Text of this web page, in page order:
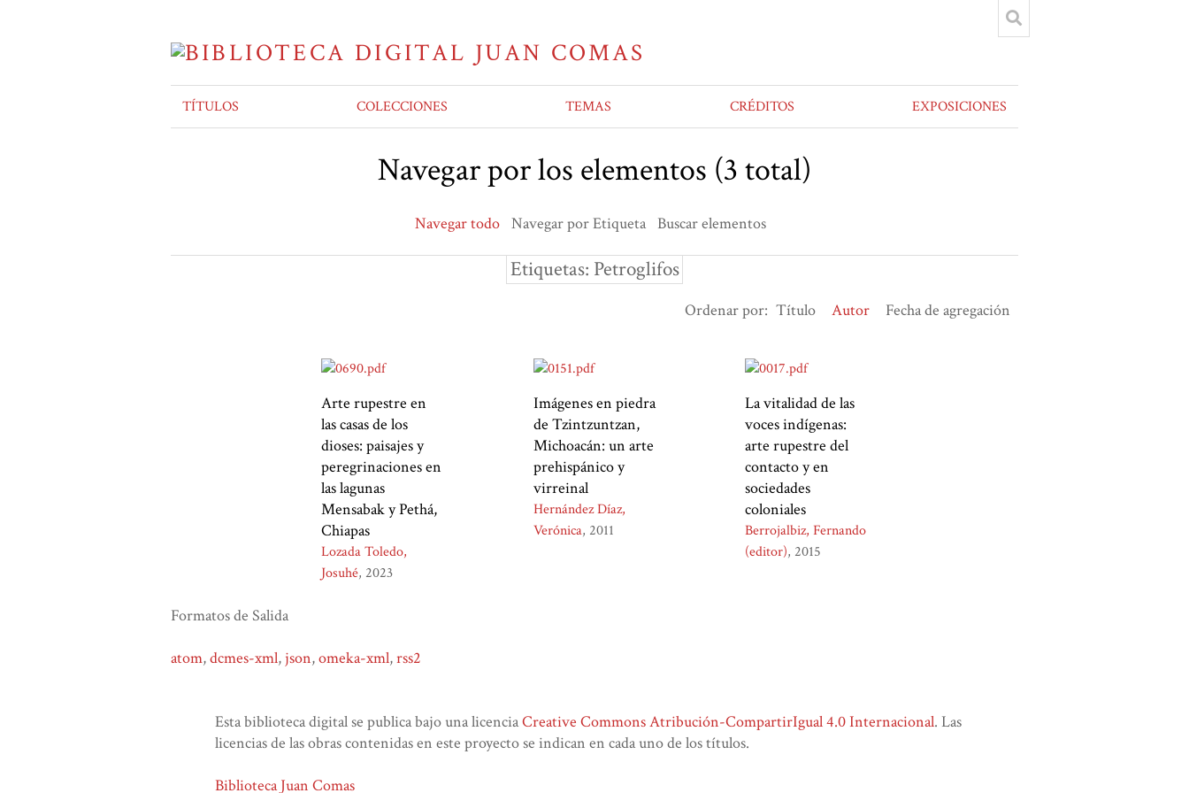
TÍTULOS COLECCIONES TEMAS CRÉDITOS EXPOSICIONES
Navegar por los elementos (3 total)
Navegar todo Navegar por Etiqueta Buscar elementos
Etiquetas: Petroglifos
Ordenar por: Título Autor Fecha de agregación
Arte rupestre en
las casas de los
dioses: paisajes y
peregrinaciones en
las lagunas
Mensabak y Pethá,
Chiapas
Lozada Toledo,
Josuhé 2023
Imágenes en piedra
de Tzintzuntzan,
Michoacán: un arte
prehispánico y
virreinal
Hernández Díaz,
Verónica 2011
La vitalidad de las
voces indígenas:
arte rupestre del
contacto y en
sociedades
coloniales
Berrojalbiz, Fernando
(editor) 2015
Formatos de Salida
atom,dcmes-xml, json,omeka-xml,rss2
Esta biblioteca digital se publica bajo una licenciaCreative Commons Atribución-CompartirIgual 4.0 Internacional. Las
licencias de las obras contenidas en este proyecto se indican en cada uno de los títulos.
Biblioteca Juan Comas